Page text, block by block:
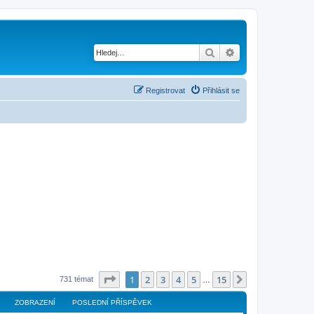
Hledat
Přihlásit se
Registrovat
731 témat Stránka z
1 2 3 4 5 15
ZOBRAZENÍ POSLEDNÍ PŘÍSPĚVEK